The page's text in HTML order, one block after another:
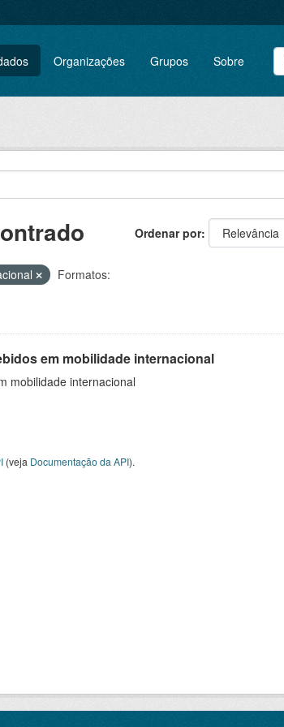
Organizações Grupos Sobre
Ordenar por
Formatos:
em mobilidade internacional
mobilidade internacional
(veja Documentação da API).